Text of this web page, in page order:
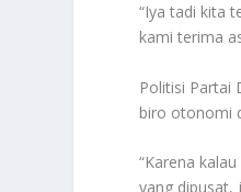
“Iya tadi kita
kami terima
Politisi Partai
biro otonomi
“Karena
yang dipusat,